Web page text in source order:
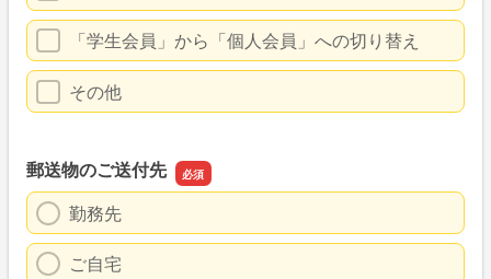
「学生会員」から「個人会員」への切り替え
その他
郵送物のご送付先
勤務先
ご自宅